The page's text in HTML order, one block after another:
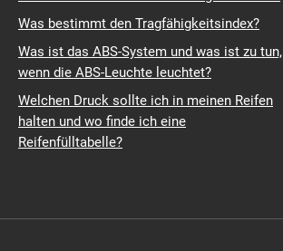
Was bestimmt den Tragfähigkeitsindex?
Was ist das ABS-System und was ist zu tun,
wenn die ABS-Leuchte leuchtet?
Welchen Druck sollte ich in meinen Reifen
halten und wo finde ich eine
Reifenfülltabelle?